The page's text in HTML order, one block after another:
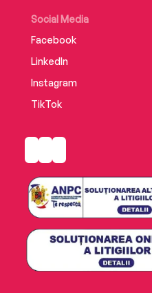
Social Media
Facebook
LinkedIn
Instagram
TikTok